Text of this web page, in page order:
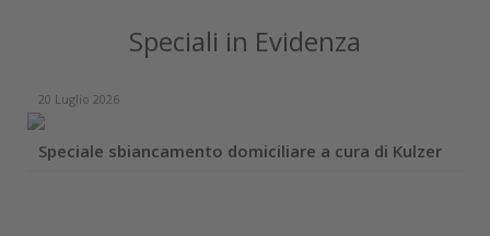
Speciali in Evidenza
20 Luglio 2026
Speciale sbiancamento domiciliare a cura di Kulzer